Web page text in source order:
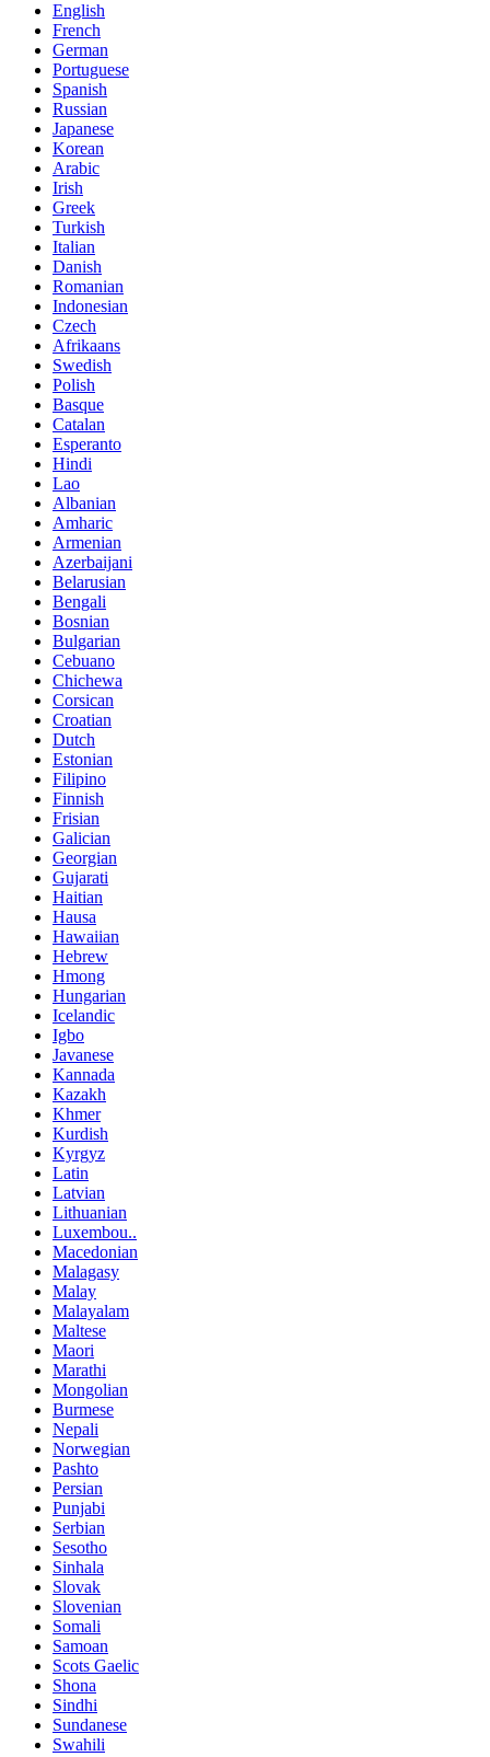
English
French
German
Portuguese
Spanish
Russian
Japanese
Korean
Arabic
Irish
Greek
Turkish
Italian
Danish
Romanian
Indonesian
Czech
Afrikaans
Swedish
Polish
Basque
Catalan
Esperanto
Hindi
Lao
Albanian
Amharic
Armenian
Azerbaijani
Belarusian
Bengali
Bosnian
Bulgarian
Cebuano
Chichewa
Corsican
Croatian
Dutch
Estonian
Filipino
Finnish
Frisian
Galician
Georgian
Gujarati
Haitian
Hausa
Hawaiian
Hebrew
Hmong
Hungarian
Icelandic
Igbo
Javanese
Kannada
Kazakh
Khmer
Kurdish
Kyrgyz
Latin
Latvian
Lithuanian
Luxembou..
Macedonian
Malagasy
Malay
Malayalam
Maltese
Maori
Marathi
Mongolian
Burmese
Nepali
Norwegian
Pashto
Persian
Punjabi
Serbian
Sesotho
Sinhala
Slovak
Slovenian
Somali
Samoan
Scots Gaelic
Shona
Sindhi
Sundanese
Swahili